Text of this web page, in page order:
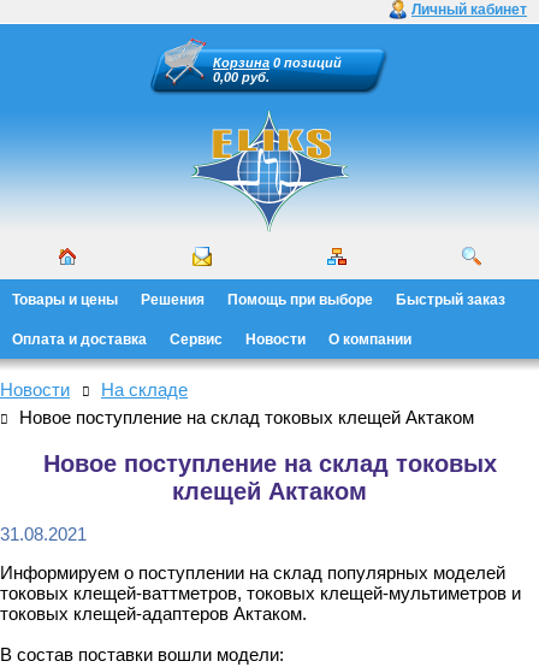
Личный кабинет
Корзина 0 позиций
0,00 руб.
Товары и цены Решения Помощь при выборе Быстрый заказ
Оплата и доставка Сервис Новости О компании
Новости
На складе
Новое поступление на склад токовых клещей Актаком
Новое поступление на склад токовых
клещей Актаком
31.08.2021
Информируем о поступлении на склад популярных моделей
токовых клещей-ваттметров, токовых клещей-мультиметров и
токовых клещей-адаптеров Актаком.
В состав поставки вошли модели: